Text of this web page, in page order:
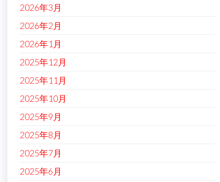
2026年3月
2026年2月
2026年1月
2025年12月
2025年11月
2025年10月
2025年9月
2025年8月
2025年7月
2025年6月